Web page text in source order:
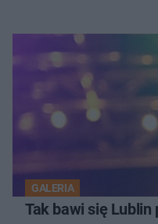
GALERIA
Tak bawi się Lublin